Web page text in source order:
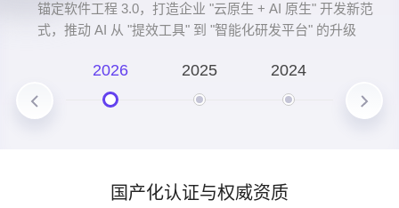
锚定软件工程 3.0，打造企业 "云原生 + AI 原生" 开发新范
式，推动 AI 从 "提效工具" 到 "智能化研发平台" 的升级
生态认可
入围《AI 中国生态图谱 2025》大模型开放平台板块
栈式技术能力
生态合作
与各大 AI 厂商深度融合，为企业提供快速、高效、定制化
成功落地中海油、中石油、联宝电子、蜂巢能源、深圳水
务等重要客户
拓展全国市场
成功落地浙江省电检院等客户，组建客户成功团队
据等客户
2026 2025 2024
国产化认证与权威资质